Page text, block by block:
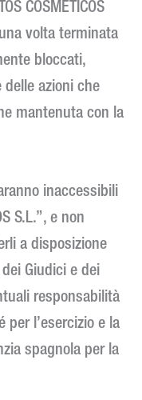
COSMÉTICOS
volta terminata
bloccati,
azioni che
mantenuta con la
inaccessibili
S.L.”, e non
a disposizione
Giudici e dei
responsabilità
l’esercizio e la
spagnola per la